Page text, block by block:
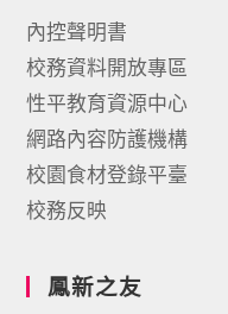
內控聲明書
校務資料開放專區
性平教育資源中心
網路內容防護機構
校園食材登錄平臺
校務反映
鳳新之友